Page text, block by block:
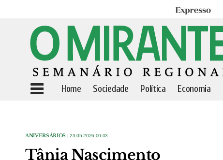
Expresso
Home Sociedade Política Economia
ANIVERSÁRIOS | 23-05-2026 00:03
Tânia Nascimento